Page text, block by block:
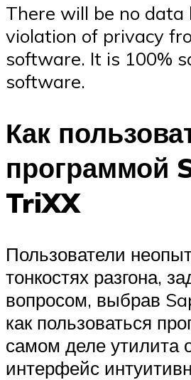
There will be no data
violation of privacy
software. It is 100%
software.
Как
программой
TriXX
Пользователи
тонкостях разгона,
вопросом, выбрав
как пользоваться
самом деле утилита
интерфейс